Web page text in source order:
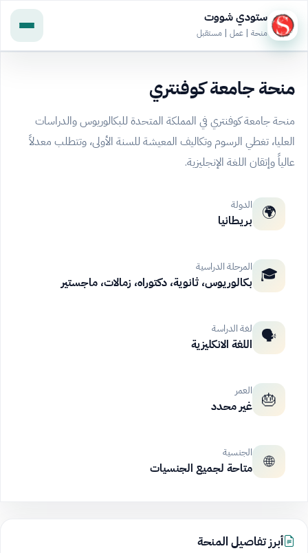
ستودي شووت
منحة | عمل | مستقبل
منحة جامعة كوفنتري
منحة جامعة كوفنتري في المملكة المتحدة للبكالوريوس والدراسات
العليا، تغطي الرسوم وتكاليف المعيشة للسنة الأولى، وتتطلب معدلاً
عالياً وإتقان اللغة الإنجليزية.
🌍 الدولة
بريطانيا
🎓 المرحلة الدراسية
بكالوريوس، ثانوية، دكتوراه، زمالات، ماجستير
🗣️ لغة الدراسة
اللغة الانكليزية
🎂 العمر
غير محدد
🌐 الجنسية
متاحة لجميع الجنسيات
أبرز تفاصيل المنحة